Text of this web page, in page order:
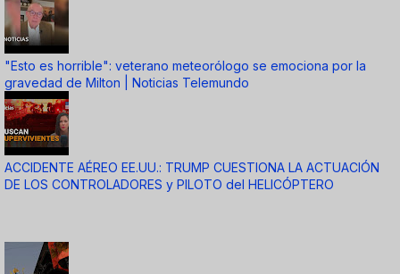
"Esto es horrible": veterano meteorólogo se emociona por la
gravedad de Milton | Noticias Telemundo
ACCIDENTE AÉREO EE.UU.: TRUMP CUESTIONA LA ACTUACIÓN
DE LOS CONTROLADORES y PILOTO del HELICÓPTERO